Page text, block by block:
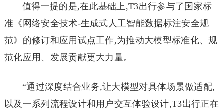
值得一提的是,在此基础上,T3出行参与了国家标
准《网络安全技术-生成式人工智能数据标注安全规
范》的修订和应用试点工作,为推动大模型标准化、规
范化应用、发展贡献更大力量。
“通过深度结合业务,让大模型对具体场景做适配,
以及一系列流程设计和用户交互体验设计,T3出行正在